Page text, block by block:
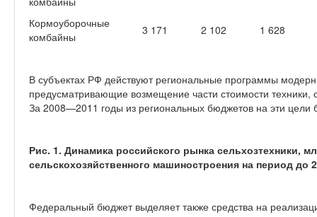
Кормоуборочные
комбайны
3 171 2 102 1 628
В субъектах РФ действуют региональные программы
предусматривающие возмещение части стоимости техники,
За 2008—2011 годы из региональных бюджетов на эти
Рис. 1. Динамика российского рынка сельхозтехники,
сельскохозяйственного машиностроения на период до
Федеральный бюджет выделяет также средства на